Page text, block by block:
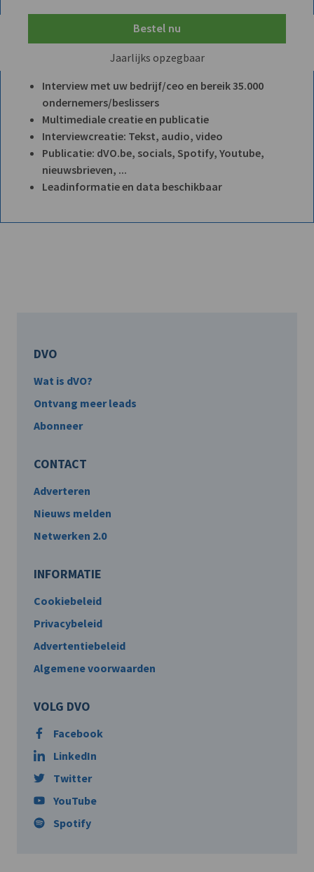
Bestel nu
Jaarlijks opzegbaar
Interview met uw bedrijf/ceo en bereik 35.000
ondernemers/beslissers
Multimediale creatie en publicatie
Interviewcreatie: Tekst, audio, video
Publicatie: dVO.be, socials, Spotify, Youtube,
nieuwsbrieven, ...
Leadinformatie en data beschikbaar
DVO
Wat is dVO?
Ontvang meer leads
Abonneer
CONTACT
Adverteren
Nieuws melden
Netwerken 2.0
INFORMATIE
Cookiebeleid
Privacybeleid
Advertentiebeleid
Algemene voorwaarden
VOLG DVO
Facebook
LinkedIn
Twitter
YouTube
Spotify